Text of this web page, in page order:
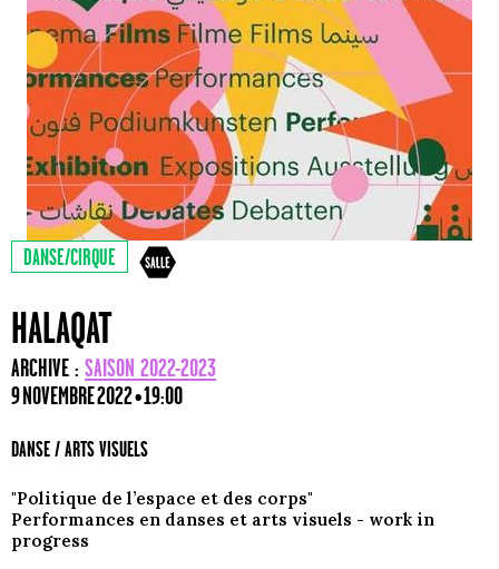
DANSE/CIRQUE
HALAQAT
ARCHIVE : SAISON 2022-2023
9 NOVEMBRE 2022 • 19:00
DANSE / ARTS VISUELS
"Politique de l’espace et des corps"
Performances en danses et arts visuels - work in
progress